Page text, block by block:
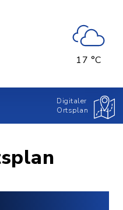
17 °C
Digitaler
Ortsplan